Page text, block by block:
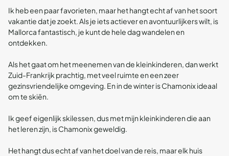
Ik heb een paar favorieten, maar het hangt echt af van het soort
vakantie dat je zoekt. Als je iets actiever en avontuurlijkers wilt, is
Mallorca fantastisch, je kunt de hele dag wandelen en
ontdekken.
Als het gaat om het meenemen van de kleinkinderen, dan werkt
Zuid-Frankrijk prachtig, met veel ruimte en een zeer
gezinsvriendelijke omgeving. En in de winter is Chamonix ideaal
om te skiën.
Ik geef eigenlijk skilessen, dus met mijn kleinkinderen die aan
het leren zijn, is Chamonix geweldig.
Het hangt dus echt af van het doel van de reis, maar elk huis